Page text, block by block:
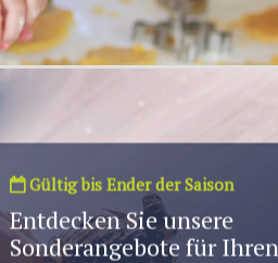
Gültig bis Ender der Saison
Entdecken Sie unsere
Sonderangebote für Ihren